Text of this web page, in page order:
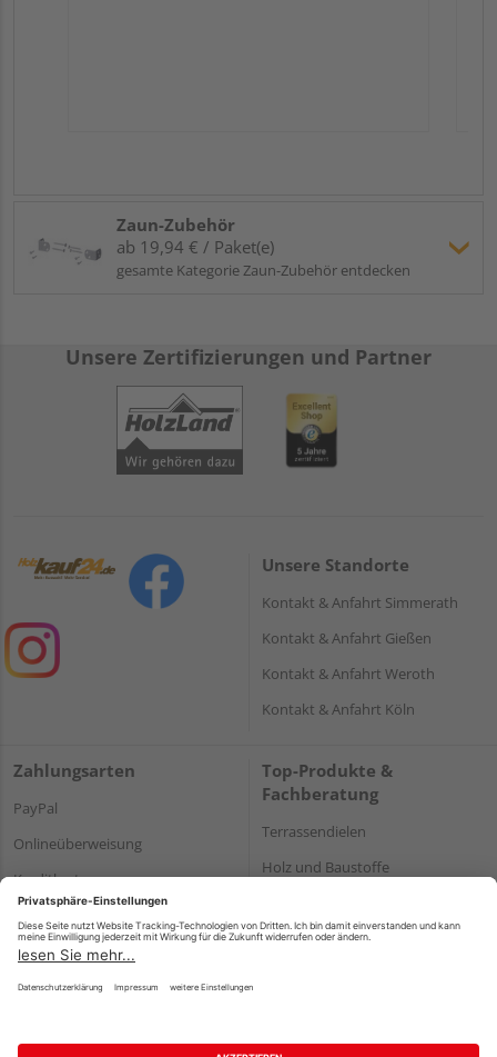
Zaun-Zubehör
ab 19,94 € / Paket(e)
gesamte Kategorie Zaun-Zubehör entdecken
Unsere Zertifizierungen und Partner
Unsere Standorte
Kontakt & Anfahrt Simmerath
Kontakt & Anfahrt Gießen
Kontakt & Anfahrt Weroth
Kontakt & Anfahrt Köln
Zahlungsarten
PayPal
Onlineüberweisung
Kreditkarte
*Bonität vorausgesetzt
Top-Produkte &
Fachberatung
Terrassendielen
Holz und Baustoffe
Impressum Datenschutz AGB Barrierefreiheitserklärung